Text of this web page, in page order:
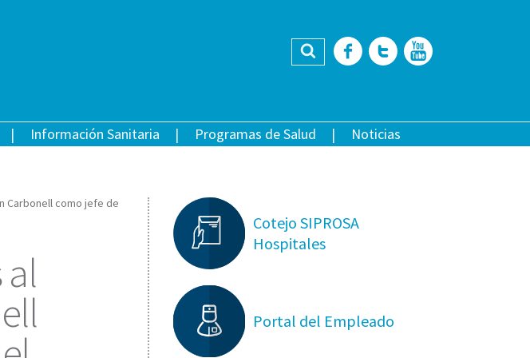
Buscar Facebook
Twitter
Información Sanitaria Programas de Salud Noticias
Carbonell como jefe de
Cotejo SIPROSA
Hospitales
Portal del Empleado